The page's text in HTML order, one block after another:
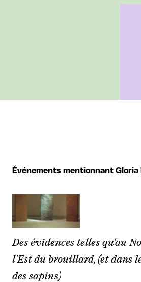
Événements mentionnant Gloria
Des évidences telles qu'au
l'Est du brouillard, (et dans
des sapins)